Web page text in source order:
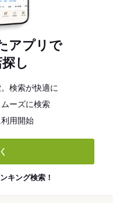
アプリで
し
検索が快適に
ーズに検索
用開始
キング検索！